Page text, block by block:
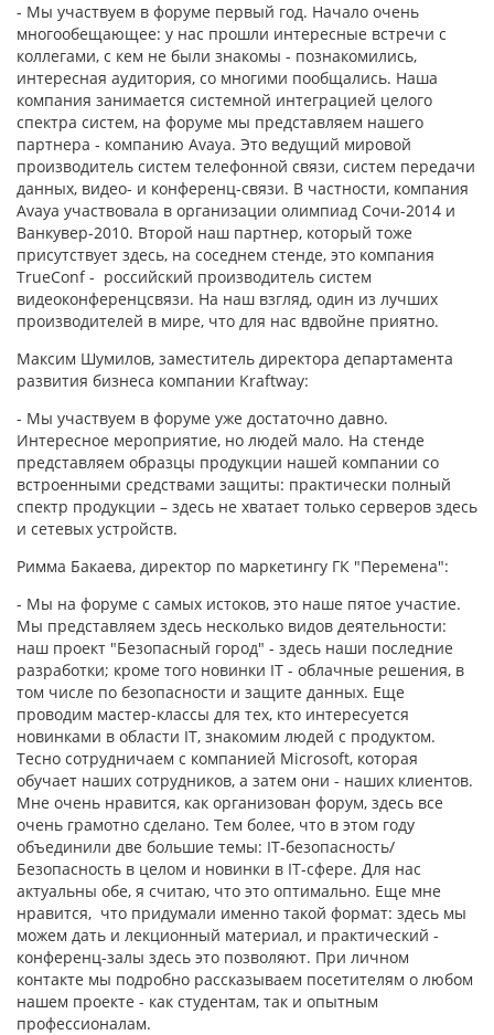
- Мы участвуем в форуме первый год. Начало очень
многообещающее: у нас прошли интересные встречи с
коллегами, с кем не были знакомы - познакомились,
интересная аудитория, со многими пообщались. Наша
компания занимается системной интеграцией целого
спектра систем, на форуме мы представляем нашего
партнера - компанию Avayа. Это ведущий мировой
производитель систем телефонной связи, систем передачи
данных, видео- и конференц-связи. В частности, компания
Аvaya участвовала в организации олимпиад Сочи-2014 и
Ванкувер-2010. Второй наш партнер, который тоже
присутствует здесь, на соседнем стенде, это компания
TrueConf - российский производитель систем
видеоконференцсвязи. На наш взгляд, один из лучших
производителей в мире, что для нас вдвойне приятно.
Максим Шумилов, заместитель директора департамента
развития бизнеса компании Kraftway:
- Мы участвуем в форуме уже достаточно давно.
Интересное мероприятие, но людей мало. На стенде
представляем образцы продукции нашей компании со
встроенными средствами защиты: практически полный
спектр продукции – здесь не хватает только серверов здесь
и сетевых устройств.
Римма Бакаева, директор по маркетингу ГК "Перемена":
- Мы на форуме с самых истоков, это наше пятое участие.
Мы представляем здесь несколько видов деятельности:
наш проект "Безопасный город" - здесь наши последние
разработки; кроме того новинки IT - облачные решения, в
том числе по безопасности и защите данных. Еще
проводим мастер-классы для тех, кто интересуется
новинками в области IT, знакомим людей с продуктом.
Тесно сотрудничаем с компанией Microsoft, которая
обучает наших сотрудников, а затем они - наших клиентов.
Мне очень нравится, как организован форум, здесь все
очень грамотно сделано. Тем более, что в этом году
объединили две большие темы: IT-безопасность/
Безопасность в целом и новинки в IT-сфере. Для нас
актуальны обе, я считаю, что это оптимально. Еще мне
нравится, что придумали именно такой формат: здесь мы
можем дать и лекционный материал, и практический -
конференц-залы здесь это позволяют. При личном
контакте мы подробно рассказываем посетителям о любом
нашем проекте - как студентам, так и опытным
профессионалам.